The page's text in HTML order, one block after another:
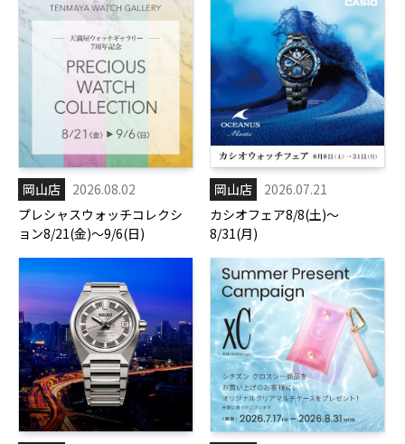
岡山店
2026.08.02
プレシャスウォッチコレクシ
ョン8/21(金)～9/6(日)
岡山店
2026.07.21
カシオフェア8/8(土)～
8/31(月)